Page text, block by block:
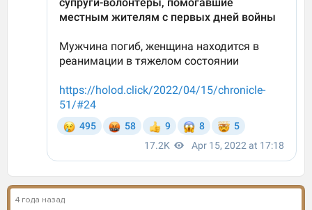
4 года назад